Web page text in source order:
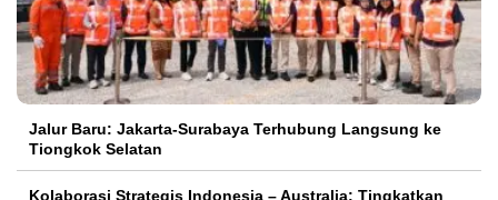
Jalur Baru: Jakarta-Surabaya Terhubung Langsung ke
Tiongkok Selatan
Kolaborasi Strategis Indonesia – Australia: Tingkatkan